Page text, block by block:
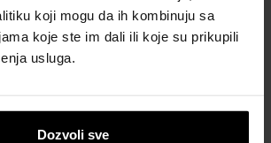
koji mogu da ih kombinuju sa
koje ste im dali ili koje su prikupili
usluga.
Dozvoli sve